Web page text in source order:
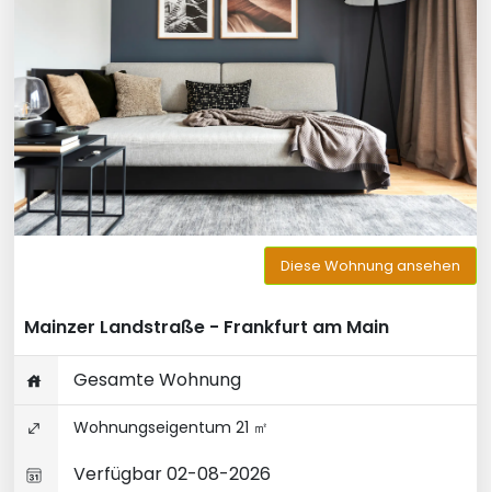
Diese Wohnung ansehen
Mainzer Landstraße - Frankfurt am Main
Gesamte Wohnung
Wohnungseigentum 21 ㎡
Verfügbar 02-08-2026